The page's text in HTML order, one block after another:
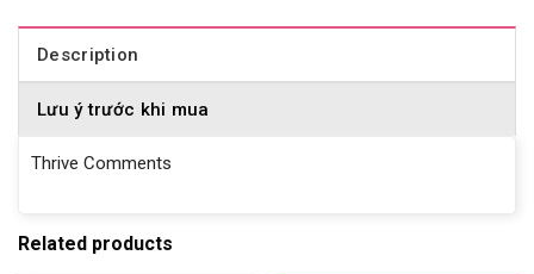
Description
Lưu ý trước khi mua
Thrive Comments
Related products